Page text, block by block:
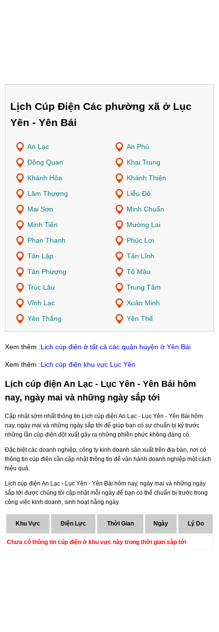
Lịch Cúp Điện Các phường xã ở Lục
Yên - Yên Bái
An Lạc
An Phú
Động Quan
Khai Trung
Khánh Hòa
Khánh Thiện
Lâm Thượng
Liễu Đô
Mai Sơn
Minh Chuẩn
Minh Tiến
Mường Lai
Phan Thanh
Phúc Lợi
Tân Lập
Tân Lĩnh
Tân Phượng
Tô Mậu
Trúc Lâu
Trung Tâm
Vĩnh Lạc
Xuân Minh
Yên Thắng
Yên Thế
Xem thêm :Lịch cúp điện ở tất cả các quận huyện ở Yên Bái
Xem thêm :Lịch cúp điện khu vực Lục Yên
Lịch cúp điện An Lạc - Lục Yên - Yên Bái hôm
nay, ngày mai và những ngày sắp tới
Cập nhật sớm nhất thông tin Lịch cúp điện An Lạc - Lục Yên - Yên Bái hôm
nay, ngày mai và những ngày sắp tới để giúp bạn có sự chuẩn bị kỹ trước
những lần cúp điện đột xuất gây ra những phiền phức không đáng có.
Đặc biệt các doanh nghiệp, công ty kinh doanh sản xuất trên địa bàn, nơi có
thông tin cúp điện cần cập nhật thông tin để vận hành doanh nghiệp một cách
hiệu quả.
Lịch cúp điện An Lạc - Lục Yên - Yên Bái hôm nay, ngày mai và những ngày
sắp tới được chúng tôi cập nhật mỗi ngày để bạn có thể chuẩn bị trước trong
công việc kinh doanh, sinh hoạt hằng ngày.
Khu Vực Điện Lực Thời Gian Ngày Lý Do
Chưa có thông tin cúp điện ở khu vực này trong thời gian sắp tới